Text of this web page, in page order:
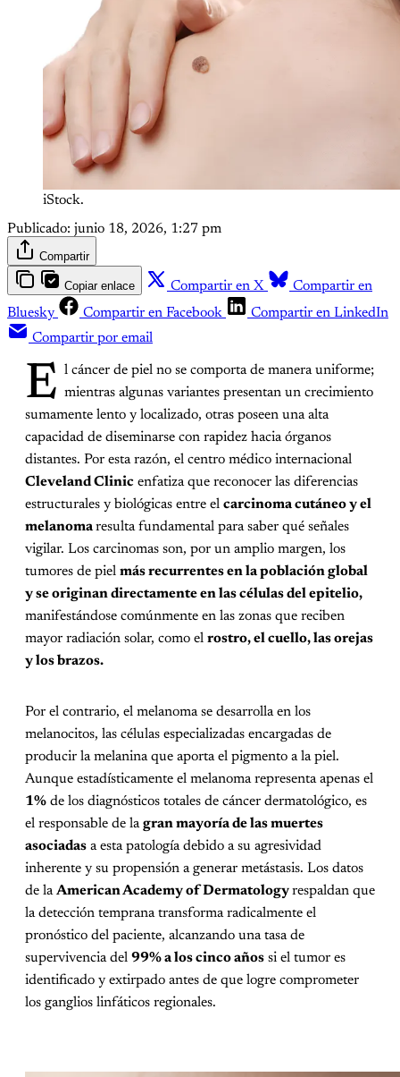
iStock.
Publicado: junio 18, 2026, 1:27 pm
Compartir
Copiar enlace Compartir en X
Compartir en
Bluesky
Compartir en Facebook
Compartir en LinkedIn
Compartir por email
E l cáncer de piel no se comporta de manera uniforme;
mientras algunas variantes presentan un crecimiento
sumamente lento y localizado, otras poseen una alta
capacidad de diseminarse con rapidez hacia órganos
distantes. Por esta razón, el centro médico internacional
Cleveland Clinic enfatiza que reconocer las diferencias
estructurales y biológicas entre el carcinoma cutáneo y el
melanomaresulta fundamental para saber qué señales
vigilar. Los carcinomas son, por un amplio margen, los
tumores de piel más recurrentes en la población global
y se originan directamente en las células del epitelio,
manifestándose comúnmente en las zonas que reciben
mayor radiación solar, como el rostro, el cuello, las orejas
y los brazos.
Por el contrario, el melanoma se desarrolla en los
melanocitos, las células especializadas encargadas de
producir la melanina que aporta el pigmento a la piel.
Aunque estadísticamente el melanoma representa apenas el
1% de los diagnósticos totales de cáncer dermatológico, es
el responsable de lagran mayoría de las muertes
asociadas a esta patología debido a su agresividad
inherente y su propensión a generar metástasis. Los datos
de laAmerican Academy of Dermatologyrespaldan que
la detección temprana transforma radicalmente el
pronóstico del paciente, alcanzando una tasa de
supervivencia del 99% a los cinco años si el tumor es
identificado y extirpado antes de que logre comprometer
los ganglios linfáticos regionales.